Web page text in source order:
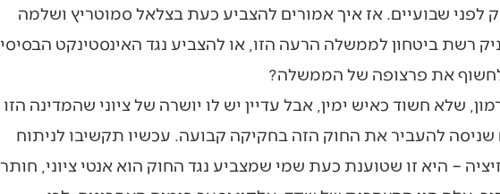
לפני שבועיים. אז איך אמורים להצביע כעת בצלאל סמוטריץ ושלמה
רשת ביטחון לממשלה הרעה הזו, או להצביע נגד האינסטינקט הבסיסי
את פרצופה של הממשלה?
שלא חשוד כאיש ימין, אבל עדיין יש לו יושרה של ציוני שהמדינה הזו
להעביר את החוק הזה בחקיקה קבועה. עכשיו תקשיבו לניתוח
– היא זו שטוענת כעת שמי שמצביע נגד החוק הוא אנטי ציוני, חותר